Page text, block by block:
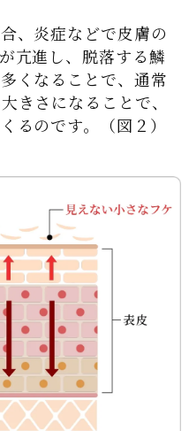
、炎症などで皮膚の
亢進し、脱落する鱗
くなることで、通常
きさになることで、
るのです。（図２）